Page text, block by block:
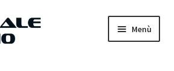
Menù